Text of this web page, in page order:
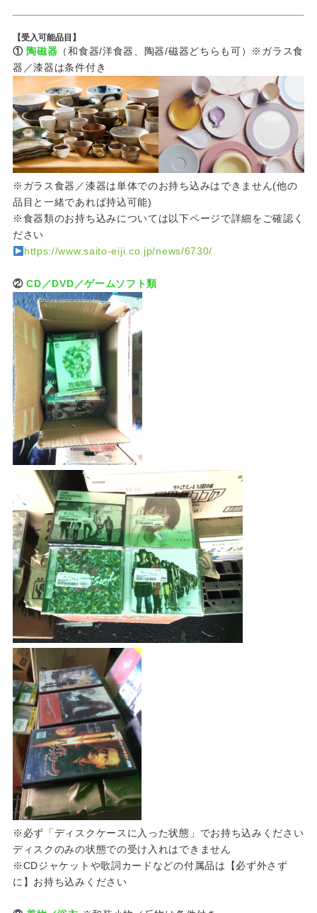
【受入可能品目】
① 陶磁器 （和食器/洋食器、陶器/磁器どちらも可）※ガラス食
器／漆器は条件付き
※ガラス食器／漆器は単体でのお持ち込みはできません(他の
品目と一緒であれば持込可能)
※食器類のお持ち込みについては以下ページで詳細をご確認く
ださい
https://www.saito-eiji.co.jp/news/6730/
②CD／DVD／ゲームソフト類
※必ず「ディスクケースに入った状態」でお持ち込みください
ディスクのみの状態での受け入れはできません
※CDジャケットや歌詞カードなどの付属品は【必ず外さず
に】お持ち込みください